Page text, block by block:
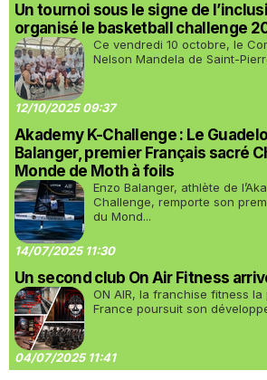
Un tournoi sous le signe de
organisé le basketball challenge
Ce vendredi 10 octobre, le
Nelson Mandela de Saint-
12/10/2025 09:37
Akademy K-Challenge : Le
Balanger, premier Français sacré
Monde de Moth à foils
Enzo Balanger, athlète de
Challenge, remporte son
du Mond...
14/07/2025 11:30
Un second club On Air Fitness
ON AIR, la franchise fitness la
France poursuit son
04/07/2025 11:41